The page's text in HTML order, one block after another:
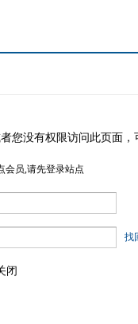
您没有权限访问此页面
会员,请先登录站点
找
闭